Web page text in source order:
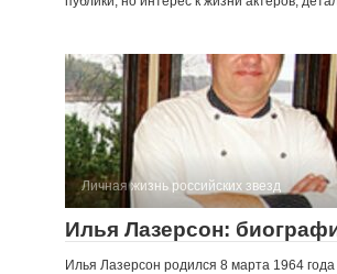
Личная жизнь российских звезд
Илья Лазерсон:
Илья Лазерсон родился 8 марта 1964